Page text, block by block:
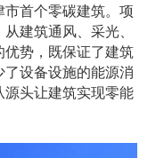
首个零碳建筑。项
建筑通风、采光、
势，既保证了建筑
设备设施的能源消
头让建筑实现零能